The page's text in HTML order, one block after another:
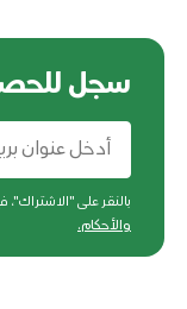
سجل
بالنقر على "الاشتراك"،
والأحكام.